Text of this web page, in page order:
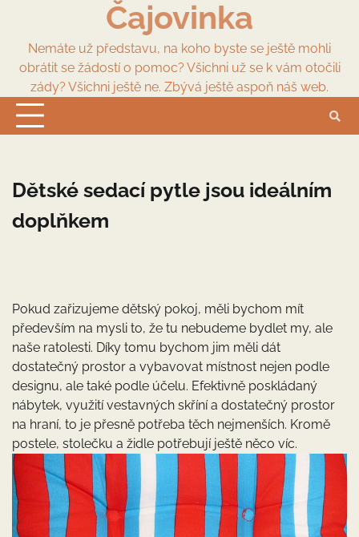
content
Čajovinka
Nemáte už představu, na koho byste se ještě mohli
obrátit se žádostí o pomoc? Všichni už se k vám otočili
zády? Všichni ještě ne. Zbývá ještě aspoň náš web.
Dětské sedací pytle jsou ideálním
doplňkem
Pokud zařizujeme dětský pokoj, měli bychom mít
především na mysli to, že tu nebudeme bydlet my, ale
naše ratolesti. Díky tomu bychom jim měli dát
dostatečný prostor a vybavovat místnost nejen podle
designu, ale také podle účelu. Efektivně poskládaný
nábytek, využití vestavných skříní a dostatečný prostor
na hraní, to je přesně potřeba těch nejmenších. Kromě
postele, stolečku a židle potřebují ještě něco víc.